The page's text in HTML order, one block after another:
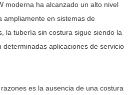
moderna ha alcanzado un alto nivel
ampliamente en sistemas de
la tubería sin costura sigue siendo la
determinadas aplicaciones de servicio
es la ausencia de una costura